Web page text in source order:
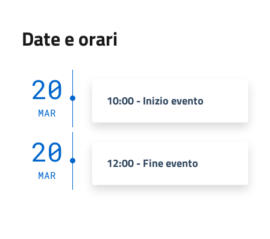
Date e orari
20
MAR
10:00 - Inizio evento
20
MAR
12:00 - Fine evento